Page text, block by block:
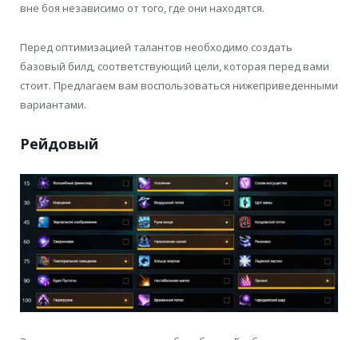
вне боя независимо от того, где они находятся.
Перед оптимизацией талантов необходимо создать
базовый билд, соответствующий цели, которая перед вами
стоит. Предлагаем вам воспользоваться нижеприведенными
вариантами.
Рейдовый